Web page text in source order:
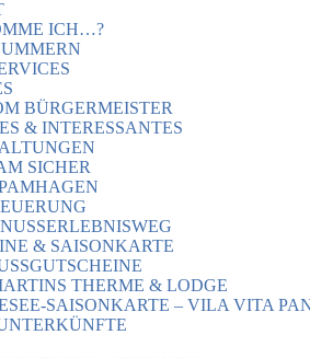
ICH…?
BÜRGERMEISTER
& INTERESSANTES
SICHER
& SAISONKARTE
THERME & LODGE
SAISONKARTE – VILA VITA